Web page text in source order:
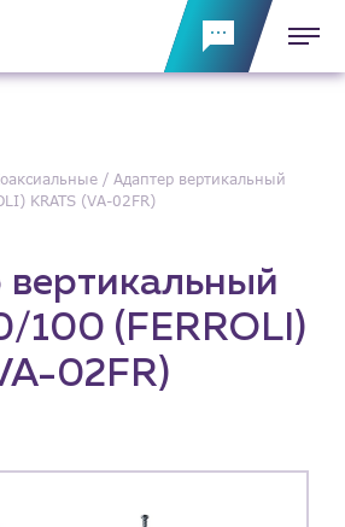
Адаптер вертикальный
KRATS (VA-02FR)
100 (FERROLI)
02FR)